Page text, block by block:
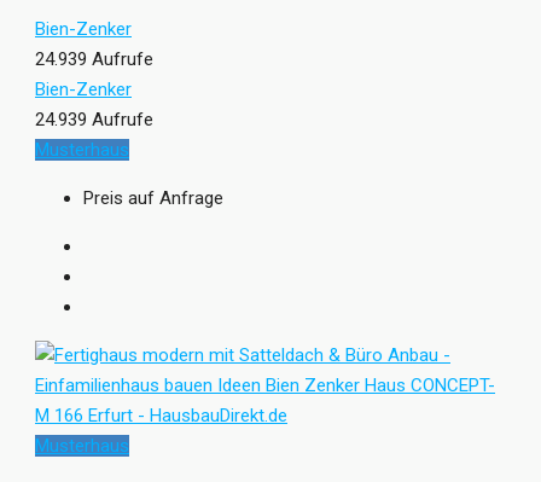
Bien-Zenker
24.939 Aufrufe
Bien-Zenker
24.939 Aufrufe
Musterhaus
Preis auf Anfrage
Musterhaus